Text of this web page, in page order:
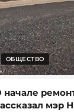
ОБЩЕСТВО
начале
мэр